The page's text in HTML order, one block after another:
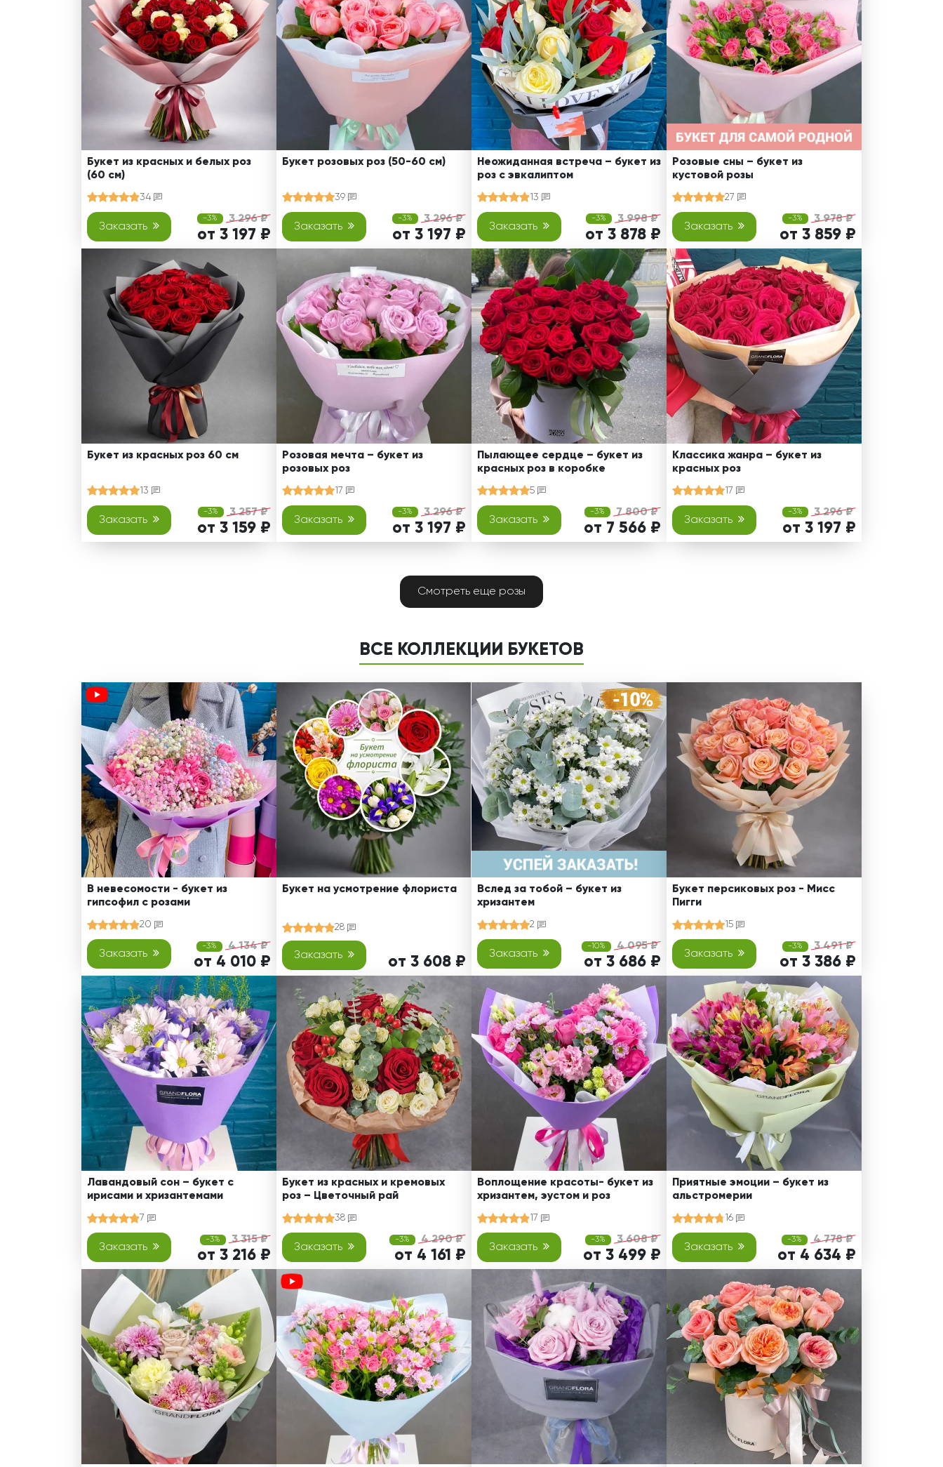
Букет из красных и белых роз
(60 см)
34
Заказать
-3% 3 296 ₽
от 3 197 ₽
Букет розовых роз (50-60 см)
39
Заказать
-3% 3 296 ₽
от 3 197 ₽
Неожиданная встреча – букет из
роз с эвкалиптом
13
Заказать
-3% 3 998 ₽
от 3 878 ₽
Розовые сны – букет из
кустовой розы
27
Заказать
-3% 3 978 ₽
от 3 859 ₽
Букет из красных роз 60 см
13
Заказать
-3% 3 257 ₽
от 3 159 ₽
Розовая мечта – букет из
розовых роз
17
Заказать
-3% 3 296 ₽
от 3 197 ₽
Пылающее сердце – букет из
красных роз в коробке
5
Заказать
-3% 7 800 ₽
от 7 566 ₽
Классика жанра – букет из
красных роз
17
Заказать
-3% 3 296 ₽
от 3 197 ₽
Смотреть еще розы
ВСЕ КОЛЛЕКЦИИ БУКЕТОВ
В невесомости - букет из
гипсофил с розами
20
Заказать
-3% 4 134 ₽
от 4 010 ₽
Букет на усмотрение флориста
28
Заказать от 3 608 ₽
Вслед за тобой – букет из
хризантем
2
Заказать
-10% 4 095 ₽
от 3 686 ₽
Букет персиковых роз - Мисс
Пигги
15
Заказать
-3% 3 491 ₽
от 3 386 ₽
Лавандовый сон – букет с
ирисами и хризантемами
7
Заказать
-3% 3 315 ₽
от 3 216 ₽
Букет из красных и кремовых
роз – Цветочный рай
38
Заказать
-3% 4 290 ₽
от 4 161 ₽
Воплощение красоты- букет из
хризантем, эустом и роз
17
Заказать
-3% 3 608 ₽
от 3 499 ₽
Приятные эмоции – букет из
альстромерии
16
Заказать
-3% 4 778 ₽
от 4 634 ₽